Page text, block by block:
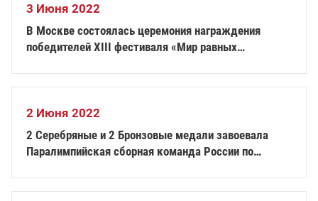
3 Июня 2022
В Москве состоялась церемония награждения
победителей ХIII фестиваля «Мир равных
2 Июня 2022
2 Серебряные и 2 Бронзовые медали завоевала
Паралимпийская сборная команда России по